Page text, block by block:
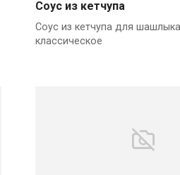
Соус из кетчупа
Соус из кетчупа для
классическое